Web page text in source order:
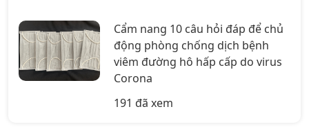
Cẩm nang 10 câu hỏi đáp để chủ
động phòng chống dịch bệnh
viêm đường hô hấp cấp do virus
Corona
191 đã xem